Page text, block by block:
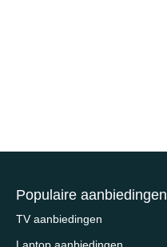
Populaire aanbiedingen
TV aanbiedingen